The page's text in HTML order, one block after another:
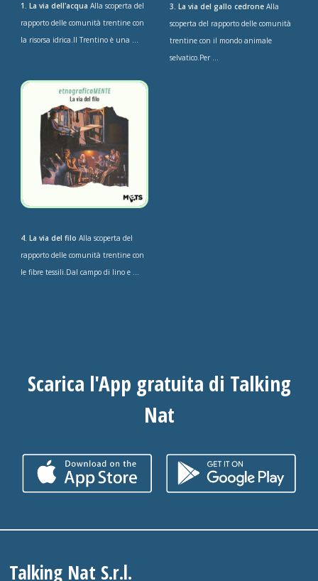
1. La via dell'acqua Alla scoperta del
rapporto delle comunità trentine con
la risorsa idrica.Il Trentino è una ...
3. La via del gallo cedroneAlla
scoperta del rapporto delle comunità
trentine con il mondo animale
selvatico.Per ...
4. La via del filo Alla scoperta del
rapporto delle comunità trentine con
le fibre tessili.Dal campo di lino e ...
Scarica l'App gratuita di Talking
Nat
Talking Nat S.r.l.